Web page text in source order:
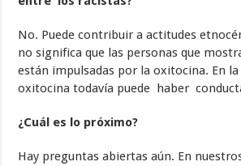
No. Puede contribuir a actitudes
no significa que las personas que
están impulsadas por la oxitocina. En
oxitocina todavía puede haber
¿Cuál es lo próximo?
Hay preguntas abiertas aún. En